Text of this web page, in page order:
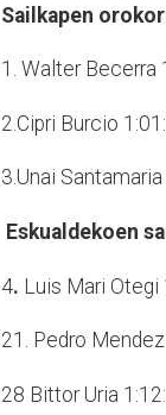
Sailkapen
1. Walter Becerra
2.Cipri Burcio
3.Unai
Eskualdekoen
4. Luis Mari Otegi
21. Pedro
28 Bittor Uria